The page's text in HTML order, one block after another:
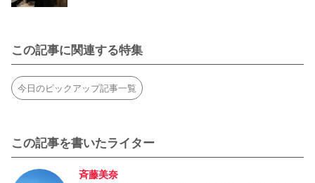
この記事に関連する特集
今日のピックアップ記事一覧
この記事を書いたライター
斉藤美奈